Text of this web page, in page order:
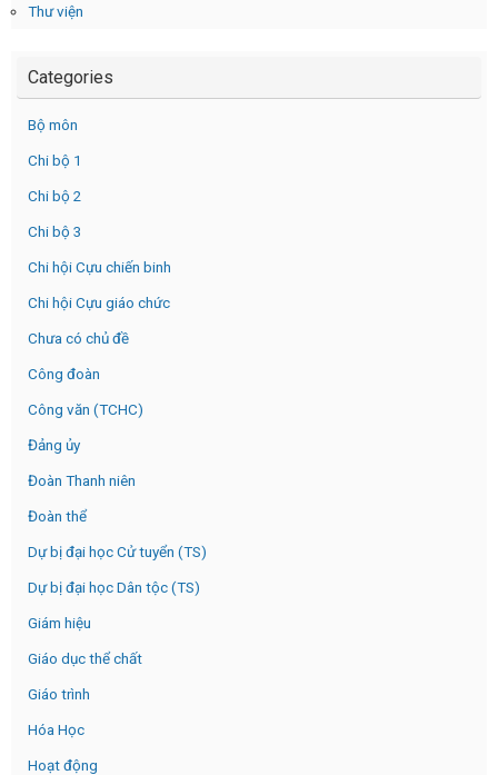
Thư viện
Categories
Bộ môn
Chi bộ 1
Chi bộ 2
Chi bộ 3
Chi hội Cựu chiến binh
Chi hội Cựu giáo chức
Chưa có chủ đề
Công đoàn
Công văn (TCHC)
Đảng ủy
Đoàn Thanh niên
Đoàn thể
Dự bị đại học Cử tuyển (TS)
Dự bị đại học Dân tộc (TS)
Giám hiệu
Giáo dục thể chất
Giáo trình
Hóa Học
Hoạt động